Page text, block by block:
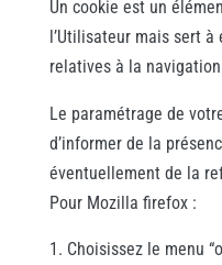
Un cookie est un
l’Utilisateur mais sert
relatives à la
Le paramétrage de
d’informer de la
éventuellement de la
Pour Mozilla firefox :
Choisissez le menu